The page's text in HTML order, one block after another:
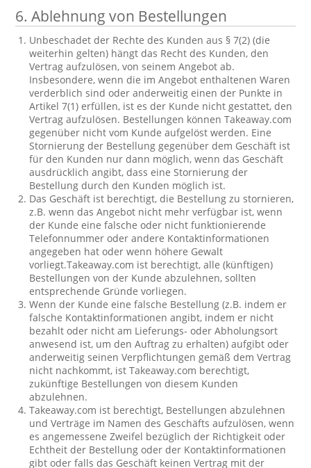
6. Ablehnung von Bestellungen
Unbeschadet der Rechte des Kunden aus § 7(2) (die
weiterhin gelten) hängt das Recht des Kunden, den
Vertrag aufzulösen, von seinem Angebot ab.
Insbesondere, wenn die im Angebot enthaltenen Waren
verderblich sind oder anderweitig einen der Punkte in
Artikel 7(1) erfüllen, ist es der Kunde nicht gestattet, den
Vertrag aufzulösen. Bestellungen können Takeaway.com
gegenüber nicht vom Kunde aufgelöst werden. Eine
Stornierung der Bestellung gegenüber dem Geschäft ist
für den Kunden nur dann möglich, wenn das Geschäft
ausdrücklich angibt, dass eine Stornierung der
Bestellung durch den Kunden möglich ist.
Das Geschäft ist berechtigt, die Bestellung zu stornieren,
z.B. wenn das Angebot nicht mehr verfügbar ist, wenn
der Kunde eine falsche oder nicht funktionierende
Telefonnummer oder andere Kontaktinformationen
angegeben hat oder wenn höhere Gewalt
vorliegt.Takeaway.com ist berechtigt, alle (künftigen)
Bestellungen von der Kunde abzulehnen, sollten
entsprechende Gründe vorliegen.
Wenn der Kunde eine falsche Bestellung (z.B. indem er
falsche Kontaktinformationen angibt, indem er nicht
bezahlt oder nicht am Lieferungs- oder Abholungsort
anwesend ist, um den Auftrag zu erhalten) aufgibt oder
anderweitig seinen Verpflichtungen gemäß dem Vertrag
nicht nachkommt, ist Takeaway.com berechtigt,
zukünftige Bestellungen von diesem Kunden
abzulehnen.
Takeaway.com ist berechtigt, Bestellungen abzulehnen
und Verträge im Namen des Geschäfts aufzulösen, wenn
es angemessene Zweifel bezüglich der Richtigkeit oder
Echtheit der Bestellung oder der Kontaktinformationen
gibt oder falls das Geschäft keinen Vertrag mit der